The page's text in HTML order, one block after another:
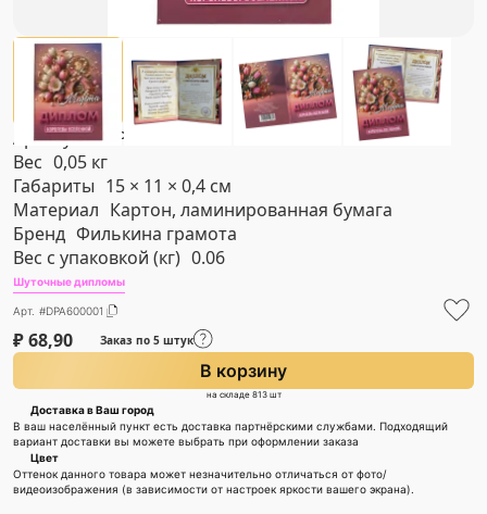
Артикул #DPA600001
Вес 0,05 кг
Габариты 15 × 11 × 0,4 см
Материал Картон, ламинированная бумага
Бренд Филькина грамота
Вес с упаковкой (кг) 0.06
Шуточные дипломы
Арт. #DPA600001
₽68,90 Заказ по 5 штук
В корзину
на складе 813 шт
Доставка в Ваш город
В ваш населённый пункт есть доставка партнёрскими службами. Подходящий
вариант доставки вы можете выбрать при оформлении заказа
Цвет
Оттенок данного товара может незначительно отличаться от фото/
видеоизображения (в зависимости от настроек яркости вашего экрана).